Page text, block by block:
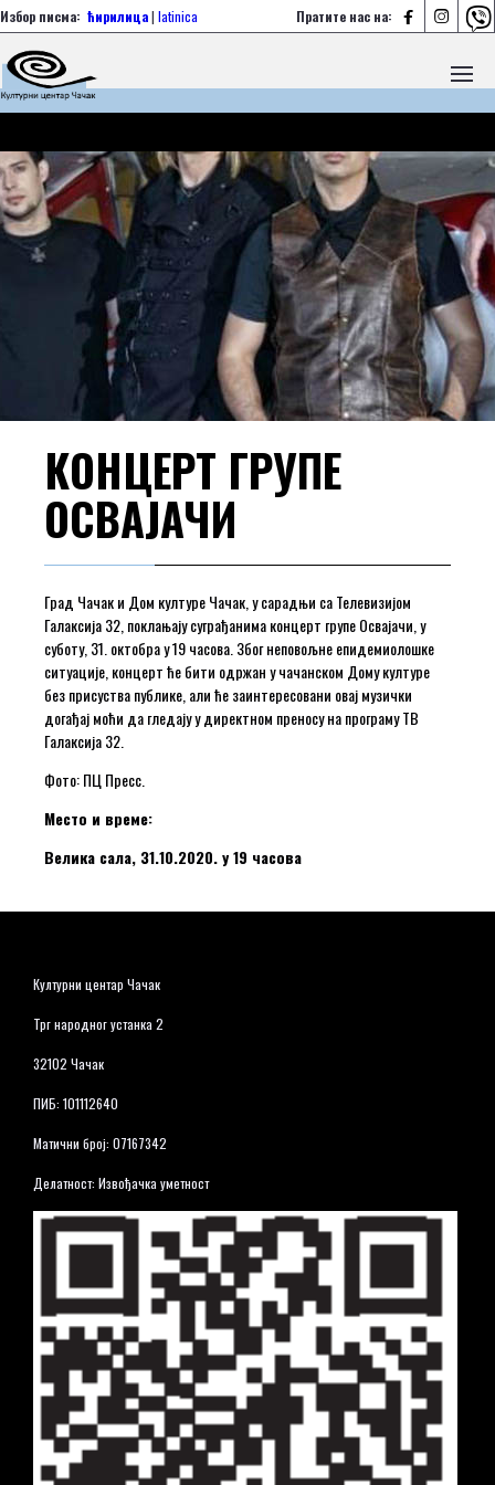
Пратите нас на:   
Избор писма: ћирилица| latinica
КОНЦЕРТ ГРУПЕ
ОСВАЈАЧИ
Град Чачак и Дом културе Чачак, у сарадњи са Телевизијом
Галаксија 32, поклањају суграђанима концерт групе Освајачи, у
суботу, 31. октобра у 19 часова. Због неповољне епидемиолошке
ситуације, концерт ће бити одржан у чачанском Дому културе
без присуства публике, али ће заинтересовани овај музички
догађај моћи да гледају у директном преносу на програму ТВ
Галаксија 32.
Фото: ПЦ Пресс.
Место и време:
Велика сала, 31.10.2020. у 19 часова
Културни центар Чачак
Трг народног устанка 2
32102 Чачак
ПИБ: 101112640
Матични број: 07167342
Делатност: Извођачка уметност